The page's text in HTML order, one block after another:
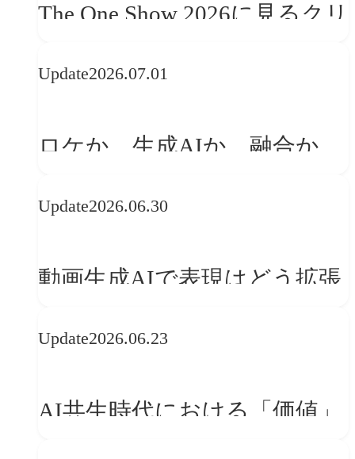
The One Show 2026に見るクリ
との接点を、ブランドらしい
Update2026.07.01
ロケか、生成AIか、融合か
おける「意思決定」のルール
Update2026.06.30
動画生成AIで表現はどう拡張
伸吾が語る、AI時代の「プロ
Update2026.06.23
AI共生時代における「価値」